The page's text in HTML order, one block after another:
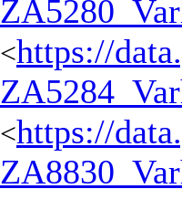
<https://
<https://